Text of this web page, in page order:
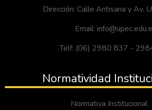
Dirección: Calle Antisana y Av.
Email:
Telf: (06) 2980 837 -
Normatividad
Normativa Institucional